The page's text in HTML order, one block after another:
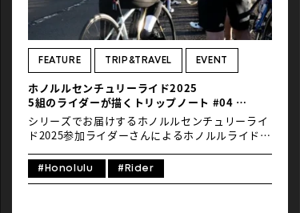
RIDE 開催エリア＿ホノルル／ハワイ州／アメリ
カ合衆国開催日＿9月28日（日）＊毎年9月最終日
曜日／2026年は9月27日（日）距離＿40km、
80km、120km、160km（約）参加ライダー＿約
1300名 イベント直後のフォト […]
FEATURE TRIP&TRAVEL EVENT
ホノルルセンチュリーライド2025
5組のライダーが描くトリップノート #04
5泊7日／人生を変える絶景…ハワイを堪能するな
ら80kmがおすすめな理由〜3度目のホノルル
旅〜
シリーズでお届けするホノルルセンチュリーライ
ド2025参加ライダーさんによるホノルルライドト
ライド（以下、HCR）に三度目の参加となる小誌
『Global Ride』のコミュニケーションディレク
#Honolulu #Rider